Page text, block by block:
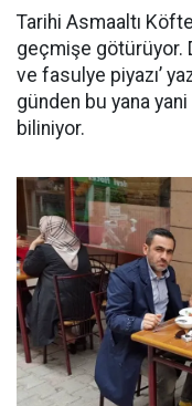
Tarihi Asmaaltı
geçmişe götürüyor.
ve fasulye piyazı’
günden bu yana
biliniyor.